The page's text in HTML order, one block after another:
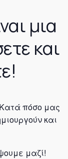
μια
και
πόσο μας
και
μαζί!